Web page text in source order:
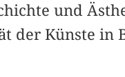
und
der Künste in